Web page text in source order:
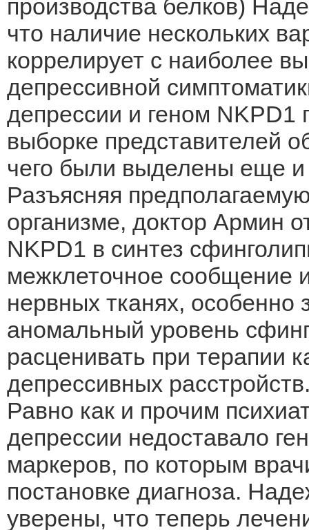
производства белков)
что наличие нескольких
коррелирует с наиболее
депрессивной
депрессии и геном NKPD1
выборке представителей
чего были выделены еще и
Разъясняя
организме, доктор Армин
NKPD1 в синтез
межклеточное сообщение
нервных тканях, особенно
аномальный уровень
расценивать при терапии
депрессивных
Равно как и прочим
депрессии недоставало
маркеров, по которым
постановке диагноза.
уверены, что теперь